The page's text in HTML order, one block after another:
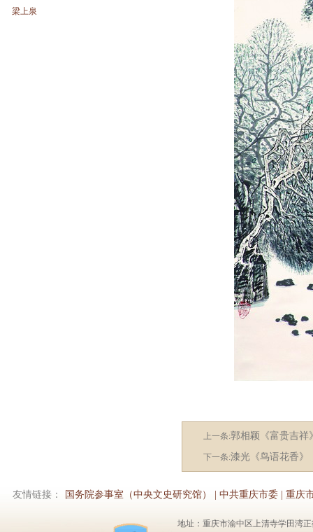
梁上泉
上一条:郭相颖《富贵吉祥
下一条:漆光《鸟语花香》
友情链接： 国务院参事室（中央文史研究馆） 中共重庆市委 重庆
地址：重庆市渝中区上清寺学田湾